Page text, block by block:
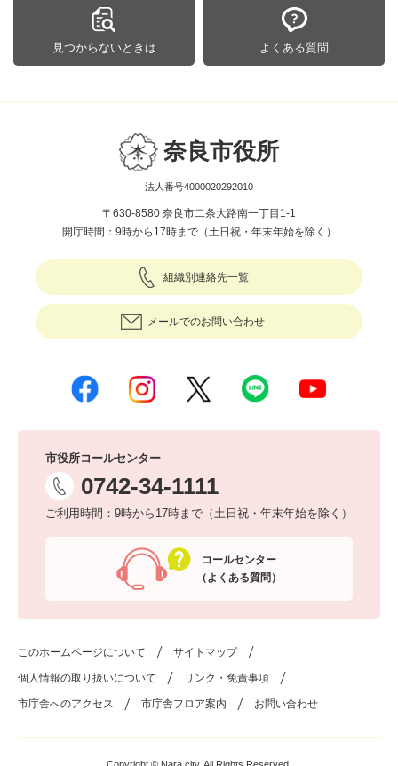
見つからないときは よくある質問
奈良市役所
法人番号4000020292010
〒630-8580 奈良市二条大路南一丁目1-1
開庁時間：9時から17時まで（土日祝・年末年始を除く）
組織別連絡先一覧
メールでのお問い合わせ
市役所コールセンター
0742-34-1111
ご利用時間：9時から17時まで（土日祝・年末年始を除く）
コールセンター
（よくある質問）
このホームページについて サイトマップ
個人情報の取り扱いについて リンク・免責事項
市庁舎へのアクセス 市庁舎フロア案内 お問い合わせ